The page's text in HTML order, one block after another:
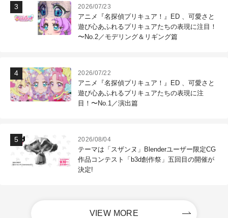
2026/07/23
アニメ『名探偵プリキュア！』ED 、可愛さと
遊び心あふれるプリキュアたちの表現に注目！
〜No.2／モデリング＆リギング篇
2026/07/22
アニメ『名探偵プリキュア！』ED 、可愛さと
遊び心あふれるプリキュアたちの表現に注
目！〜No.1／演出篇
2026/08/04
テーマは「スザンヌ」Blenderユーザー限定CG
作品コンテスト「b3d創作祭」五回目の開催が
決定!
VIEW MORE